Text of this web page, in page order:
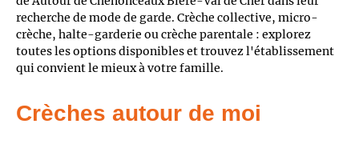
recherche de mode de garde. Crèche collective, micro-
crèche, halte-garderie ou crèche parentale : explorez
toutes les options disponibles et trouvez l'établissement
qui convient le mieux à votre famille.
Crèches autour de moi